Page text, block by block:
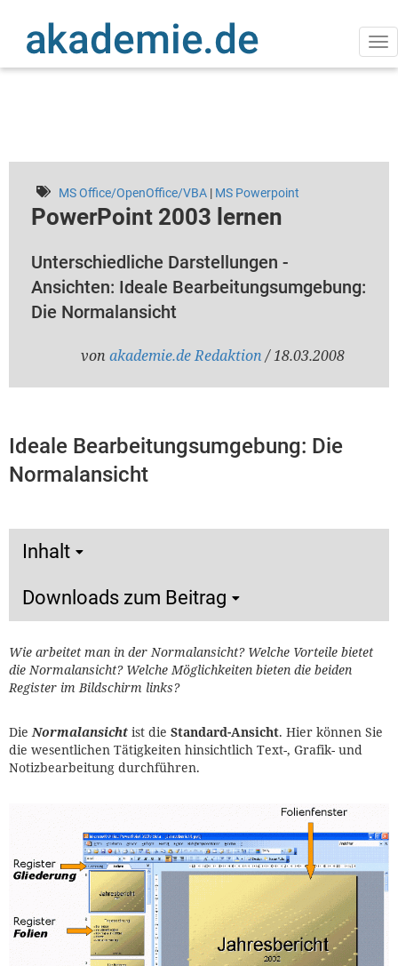
Inhalt
MS Office/OpenOffice/VBA| MS Powerpoint
PowerPoint 2003 lernen
Unterschiedliche Darstellungen -
Ansichten: Ideale Bearbeitungsumgebung:
Die Normalansicht
von akademie.de Redaktion / 18.03.2008
Ideale Bearbeitungsumgebung: Die
Normalansicht
Inhalt
Downloads zum Beitrag
Wie arbeitet man in der Normalansicht? Welche Vorteile bietet
die Normalansicht? Welche Möglichkeiten bieten die beiden
Register im Bildschirm links?
DieNormalansicht ist die Standard-Ansicht. Hier können Sie
die wesentlichen Tätigkeiten hinsichtlich Text-, Grafik- und
Notizbearbeitung durchführen.